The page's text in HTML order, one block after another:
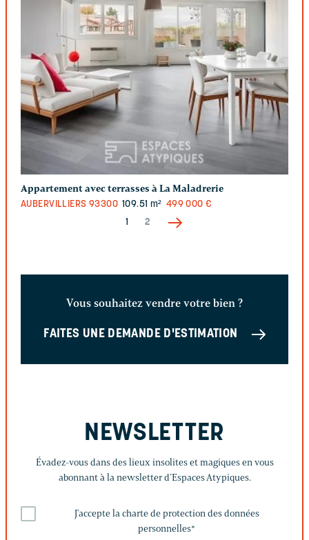
Appartement avec terrasses à La Maladrerie
AUBERVILLIERS 93300 109.51 m² 499 000 €
1
2
Vous souhaitez vendre votre bien ?
FAITES UNE DEMANDE D'ESTIMATION
NEWSLETTER
Évadez-vous dans des lieux insolites et magiques en vous
abonnant à la newsletter d’Espaces Atypiques.
J'accepte la charte de protection des données
personnelles*